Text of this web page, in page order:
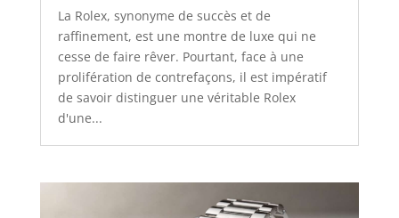
La Rolex, synonyme de succès et de
raffinement, est une montre de luxe qui ne
cesse de faire rêver. Pourtant, face à une
prolifération de contrefaçons, il est impératif
de savoir distinguer une véritable Rolex
d'une...